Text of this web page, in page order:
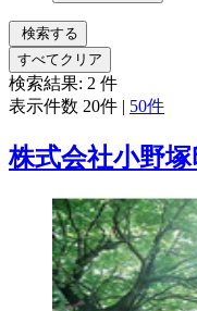
検索する
すべてクリア
検索結果: 2 件
表示件数 20件 | 50件
株式会社小野